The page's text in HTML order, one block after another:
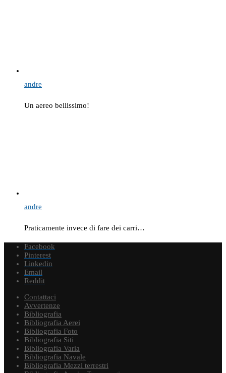
andre
Un aereo bellissimo!
andre
Praticamente invece di fare dei carri…
Facebook
Pinterest
Linkedin
Email
Reddit
Contattaci
Avvertenze
Bibliografia
Bibliografia Aerei
Bibliografia Foto
Bibliografia Siti
Bibliografia Varia
Bibliografia Navale
Bibliografia Mezzi terrestri